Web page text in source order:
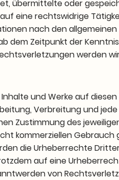
übermittelte oder
eine rechtswidrige
nach den
dem Zeitpunkt der
werden
und Werke auf
Verbreitung und
Zustimmung des
kommerziellen
die Urheberrechte
auf eine
von